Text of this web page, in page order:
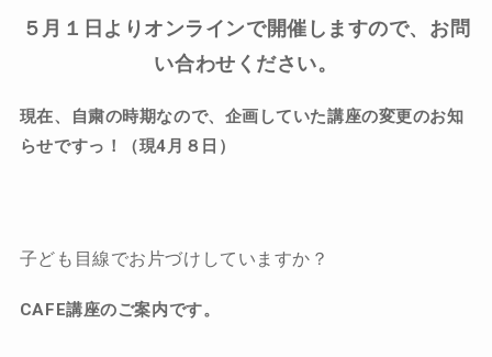
５月１日よりオンラインで開催しますので、お問
い合わせください。
現在、自粛の時期なので、企画していた講座の変更のお知
らせですっ！（現4月８日）
子ども目線でお片づけしていますか？
CAFE講座のご案内です。